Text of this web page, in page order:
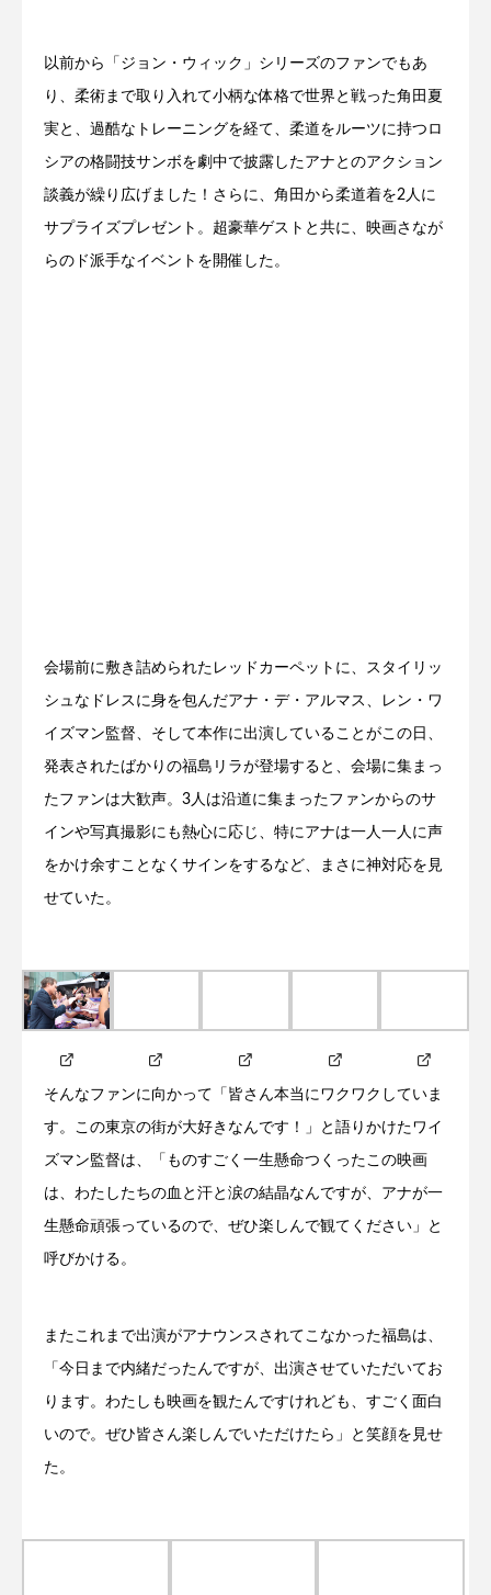
以前から「ジョン・ウィック」シリーズのファンでもあ
り、柔術まで取り入れて小柄な体格で世界と戦った角田夏
実と、過酷なトレーニングを経て、柔道をルーツに持つロ
シアの格闘技サンボを劇中で披露したアナとのアクション
談義が繰り広げました！さらに、角田から柔道着を2人に
サプライズプレゼント。超豪華ゲストと共に、映画さなが
らのド派手なイベントを開催した。
会場前に敷き詰められたレッドカーペットに、スタイリッ
シュなドレスに身を包んだアナ・デ・アルマス、レン・ワ
イズマン監督、そして本作に出演していることがこの日、
発表されたばかりの福島リラが登場すると、会場に集まっ
たファンは大歓声。3人は沿道に集まったファンからのサ
インや写真撮影にも熱心に応じ、特にアナは一人一人に声
をかけ余すことなくサインをするなど、まさに神対応を見
せていた。
そんなファンに向かって「皆さん本当にワクワクしていま
す。この東京の街が大好きなんです！」と語りかけたワイ
ズマン監督は、「ものすごく一生懸命つくったこの映画
は、わたしたちの血と汗と涙の結晶なんですが、アナが一
生懸命頑張っているので、ぜひ楽しんで観てください」と
呼びかける。
またこれまで出演がアナウンスされてこなかった福島は、
「今日まで内緒だったんですが、出演させていただいてお
ります。わたしも映画を観たんですけれども、すごく面白
いので。ぜひ皆さん楽しんでいただけたら」と笑顔を見せ
た。